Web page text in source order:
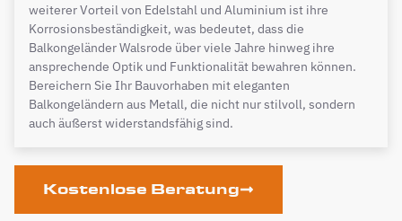
weiterer Vorteil von Edelstahl und Aluminium ist ihre
Korrosionsbeständigkeit, was bedeutet, dass die
Balkongeländer Walsrode über viele Jahre hinweg ihre
ansprechende Optik und Funktionalität bewahren können.
Bereichern Sie Ihr Bauvorhaben mit eleganten
Balkongeländern aus Metall, die nicht nur stilvoll, sondern
auch äußerst widerstandsfähig sind.
Kostenlose Beratung